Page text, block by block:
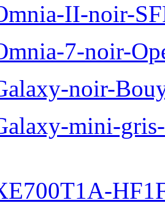
II-noir-
7-noir-
noir-
mini-